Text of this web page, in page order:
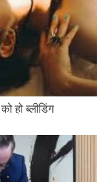
हो ब्लीडिंग